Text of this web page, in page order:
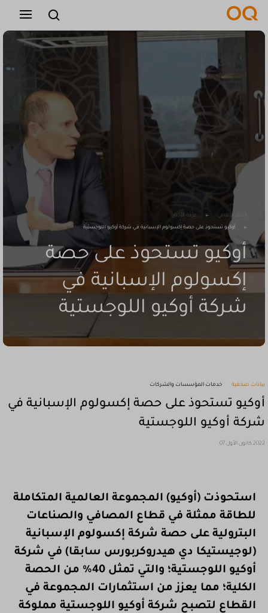
عربي
المركز الإعلامي غرفة الأخبار
أوكيو تستحوذ على حصة إكسولوم الإسبانية في شركة أوكيو اللوجستية
أوكيو تستحوذ على حصة
إكسولوم الإسبانية في
شركة أوكيو اللوجستية
بيانات صحفية خدمات المؤسسات والشركات
أوكيو تستحوذ على حصة إكسولوم الإسبانية في
شركة أوكيو اللوجستية
2022 كانون الأول 07
استحوذت (أوكيو) المجموعة العالمية المتكاملة
للطاقة ممثلة في قطاع المصافي والصناعات
البترولية على حصة شركة إكسولوم الإسبانية
(لوجيستيكا دي هيدروكربورس سابقا) في شركة
أوكيو اللوجستية؛ والتي تمثل 40% من الحصة
الكلية؛ مما يعزز من استثمارات المجموعة في
القطاع لتصبح شركة أوكيو اللوجستية مملوكة